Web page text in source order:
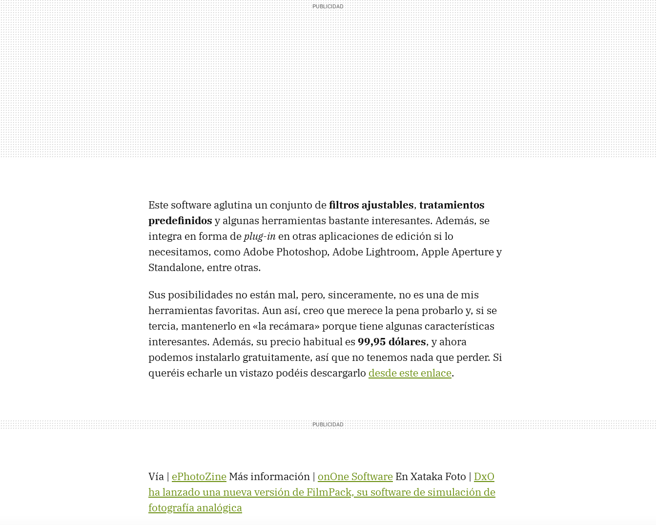
Este software aglutina un conjunto defiltros ajustables, tratamientos
predefinidos y algunas herramientas bastante interesantes. Además, se
integra en forma deplug-in en otras aplicaciones de edición si lo
necesitamos, como Adobe Photoshop, Adobe Lightroom, Apple Aperture y
Standalone, entre otras.
Sus posibilidades no están mal, pero, sinceramente, no es una de mis
herramientas favoritas. Aun así, creo que merece la pena probarlo y, si se
tercia, mantenerlo en «la recámara» porque tiene algunas características
interesantes. Además, su precio habitual es 99,95 dólares, y ahora
podemos instalarlo gratuitamente, así que no tenemos nada que perder. Si
queréis echarle un vistazo podéis descargarlo desde este enlace.
Vía | ePhotoZine Más información | onOne Software En Xataka Foto | DxO
ha lanzado una nueva versión de FilmPack, su software de simulación de
fotografía analógica